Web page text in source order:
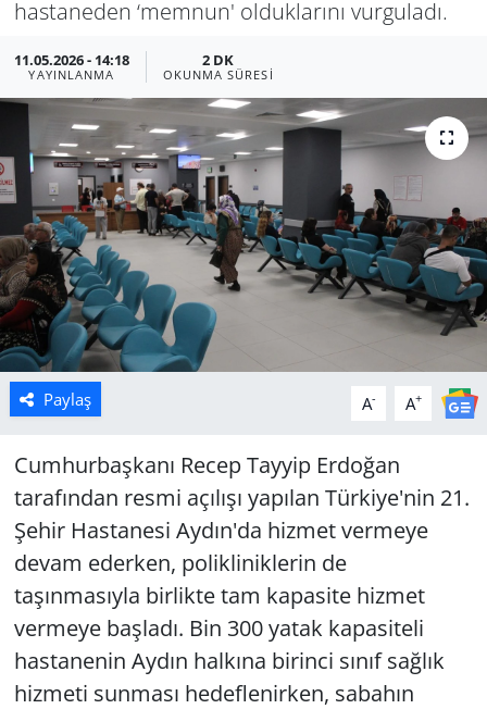
hastaneden ‘memnun' olduklarını vurguladı.
11.05.2026 - 14:18
YAYINLANMA
2 DK
OKUNMA SÜRESI
Paylaş A- A+
Cumhurbaşkanı Recep Tayyip Erdoğan
tarafından resmi açılışı yapılan Türkiye'nin 21.
Şehir Hastanesi Aydın'da hizmet vermeye
devam ederken, polikliniklerin de
taşınmasıyla birlikte tam kapasite hizmet
vermeye başladı. Bin 300 yatak kapasiteli
hastanenin Aydın halkına birinci sınıf sağlık
hizmeti sunması hedeflenirken, sabahın
Manisa
Muğla
Politika
Uşak